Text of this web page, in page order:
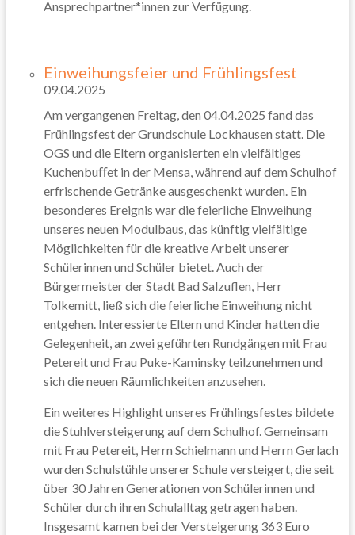
Ansprechpartner*innen zur Verfügung.
Einweihungsfeier und Frühlingsfest
09.04.2025
Am vergangenen Freitag, den 04.04.2025 fand das
Frühlingsfest der Grundschule Lockhausen statt. Die
OGS und die Eltern organisierten ein vielfältiges
Kuchenbuﬀet in der Mensa, während auf dem Schulhof
erfrischende Getränke ausgeschenkt wurden. Ein
besonderes Ereignis war die feierliche Einweihung
unseres neuen Modulbaus, das künftig vielfältige
Möglichkeiten für die kreative Arbeit unserer
Schülerinnen und Schüler bietet. Auch der
Bürgermeister der Stadt Bad Salzuflen, Herr
Tolkemitt, ließ sich die feierliche Einweihung nicht
entgehen. Interessierte Eltern und Kinder hatten die
Gelegenheit, an zwei geführten Rundgängen mit Frau
Petereit und Frau Puke-Kaminsky teilzunehmen und
sich die neuen Räumlichkeiten anzusehen.
Ein weiteres Highlight unseres Frühlingsfestes bildete
die Stuhlversteigerung auf dem Schulhof. Gemeinsam
mit Frau Petereit, Herrn Schielmann und Herrn Gerlach
wurden Schulstühle unserer Schule versteigert, die seit
über 30 Jahren Generationen von Schülerinnen und
Schüler durch ihren Schulalltag getragen haben.
Insgesamt kamen bei der Versteigerung 363 Euro